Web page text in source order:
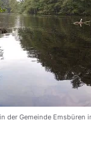
der Gemeinde Emsbüren